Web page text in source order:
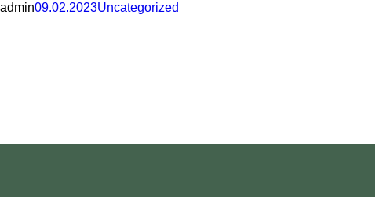
admin09.02.2023Uncategorized